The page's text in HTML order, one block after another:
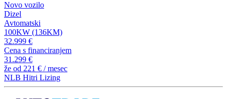
Novo vozilo
Dizel
Avtomatski
100KW (136KM)
32.999 €
Cena s financiranjem
31.299 €
že od 221 € / mesec
NLB Hitri Lizing